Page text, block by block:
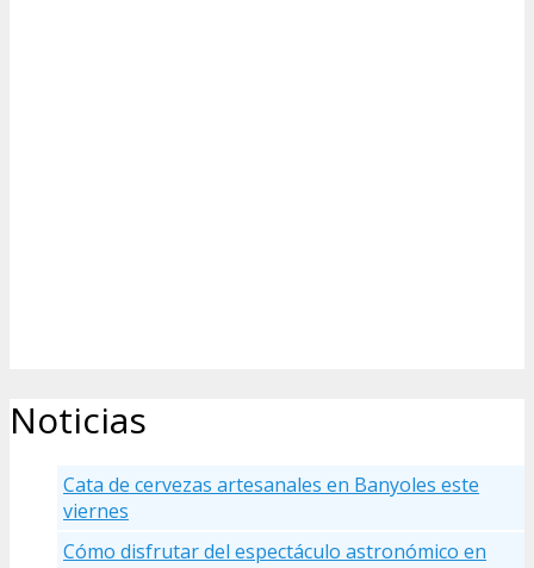
Noticias
Cata de cervezas artesanales en Banyoles este
viernes
Cómo disfrutar del espectáculo astronómico en